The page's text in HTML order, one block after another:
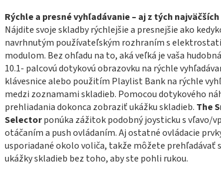
Rýchle a presné vyhľadávanie – aj z tých
Nájdite svoje skladby rýchlejšie a presnejšie ako
navrhnutým používateľským rozhraním s
modulom. Bez ohľadu na to, aká veľká je vaša
10.1- palcovú dotykovú obrazovku na rýchle
klávesnice alebo použitím Playlist Bank na rýchle
medzi zoznamami skladieb. Pomocou dotykového
prehliadania dokonca zobraziť ukážku skladieb. The
Selectorponúka zážitok podobný joysticku s vľavo/
otáčaním a push ovládaním. Aj ostatné ovládacie
usporiadané okolo voliča, takže môžete prehľadávať
ukážky skladieb bez toho, aby ste pohli rukou.